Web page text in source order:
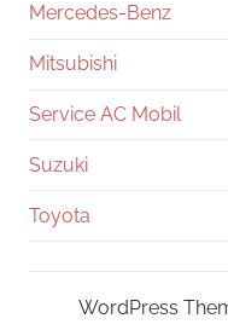
Mercedes-Benz
Mitsubishi
Service AC Mobil
Suzuki
Toyota
WordPress